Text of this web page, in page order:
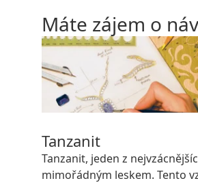
Máte zájem o
Tanzanit
Tanzanit, jeden z
mimořádným leskem. Tento